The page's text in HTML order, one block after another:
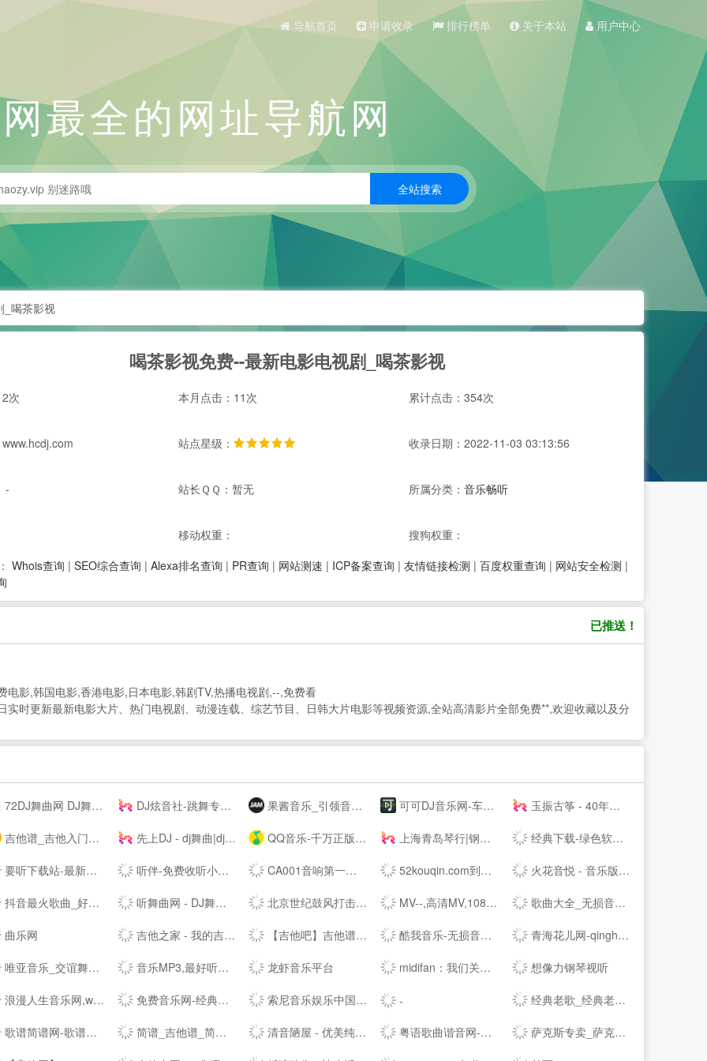
导航首页 申请收录 排行榜单 关于本站 用户中心
最全的网址导航网
_喝茶影视
喝茶影视免费--最新电影电视剧_喝茶影视
次 本月点击：11次 累计点击：354次
站点星级： 收录日期：2022-11-03 03:13:56
- 站长ＱＱ：暂无 所属分类：音乐畅听
移动权重： 搜狗权重：
Whois查询 | SEO综合查询 | Alexa排名查询 | PR查询 | 网站测速 | ICP备案查询 | 友情链接检测 | 百度权重查询 | 网站安全检测 |
已推送！
影,韩国电影,香港电影,日本电影,韩剧TV,热播电视剧,--,免费看
时更新最新电影大片、热门电视剧、动漫连载、综艺节目、日韩大片电影等视频资源,全站高清影片全部免费**,欢迎收藏以及分
72DJ舞曲网 DJ舞曲 DJ串烧 最新好听的dj舞曲免费下载网站 DJ炫音社-跳舞专辑_公路音乐_酒吧音乐夜店慢摇车载DJ舞曲网站 果酱音乐_引领音乐娱乐新风向 可可DJ音乐网-车载dj dj舞曲 dj现场视频 原创DJ音乐分享平台 玉振古筝 - 40年技术沉淀，铸就扬州筝业佼佼者
吉他谱_吉他入门教程_吉他教学视频_吉他谱下载-吉他屋 先上DJ - dj舞曲|dj歌曲串烧|dj慢摇舞曲|劲爆dj|车载dj QQ音乐-千万正版音乐海量无损曲库新歌热歌天天畅听的高品质音乐平台！ 上海青岛琴行|钢琴品牌|买钢琴|学钢琴|钢琴价格|小小莫扎特钢琴城培训-- 经典下载-绿色软件下载-常用软件下载
要听下载站-最新手机游戏软件下载平台 听伴-免费收听小说相声儿歌笑话段子,网络收音机|在线收听平台！ CA001音响第一网 _ 音频视频灯光信息平台 - Powered by CA001.COM 52kouqin.com到期，请续费 火花音悦 - 音乐版权服务平台，正版音乐好听不贵
抖音最火歌曲_好听的歌曲 - 我要歌词网 听舞曲网 - DJ舞曲,MP4,MP3免费下载,流行音乐,抖音热门歌曲,网络热门歌曲 北京世纪鼓风打击乐器中心-打击乐鼓风 MV--,高清MV,1080PMV,高清MP4,MV下载,可可MV 歌曲大全_无损音乐下载_MP3歌曲免费下载 - 求歌网
曲乐网 吉他之家 - 我的吉他谱,我的吉他网站! 【吉他吧】吉他谱大全_吉他弹唱视频教学 酷我音乐-无损音质正版在线试听网站 青海花儿网-qinghaihuaer.com.cn
唯亚音乐_交谊舞曲_舞厅舞曲大全_夜场交谊舞曲 音乐MP3,最好听的歌曲,流行音乐网 - YYMP3音乐网 龙虾音乐平台 midifan：我们关注电脑音乐 想像力钢琴视听
浪漫人生音乐网,www.dj191.com,车载音乐,慢摇中文,武汉dj193,最新好听的dj,音乐串烧,Dj视频下载,免费下载 免费音乐网-经典歌曲大全、无损MP3歌曲免费下载 索尼音乐娱乐中国 | Sony Music Entertainment China - 经典老歌_经典老歌大全_经典老歌100首怀旧连播
歌谱简谱网-歌谱网_搜谱网_中国歌谱网简谱大全 简谱_吉他谱_简谱歌谱大全_钢琴谱_歌谱曲谱大全 - 爱曲谱网 清音陋屋 - 优美纯音乐精美散文分享网站 粤语歌曲谐音网-粤语歌词谐音网 萨克斯专卖_萨克斯价格_进口萨克斯_萨克斯厂家-台湾Sertur/萨尔特萨克斯【官网】